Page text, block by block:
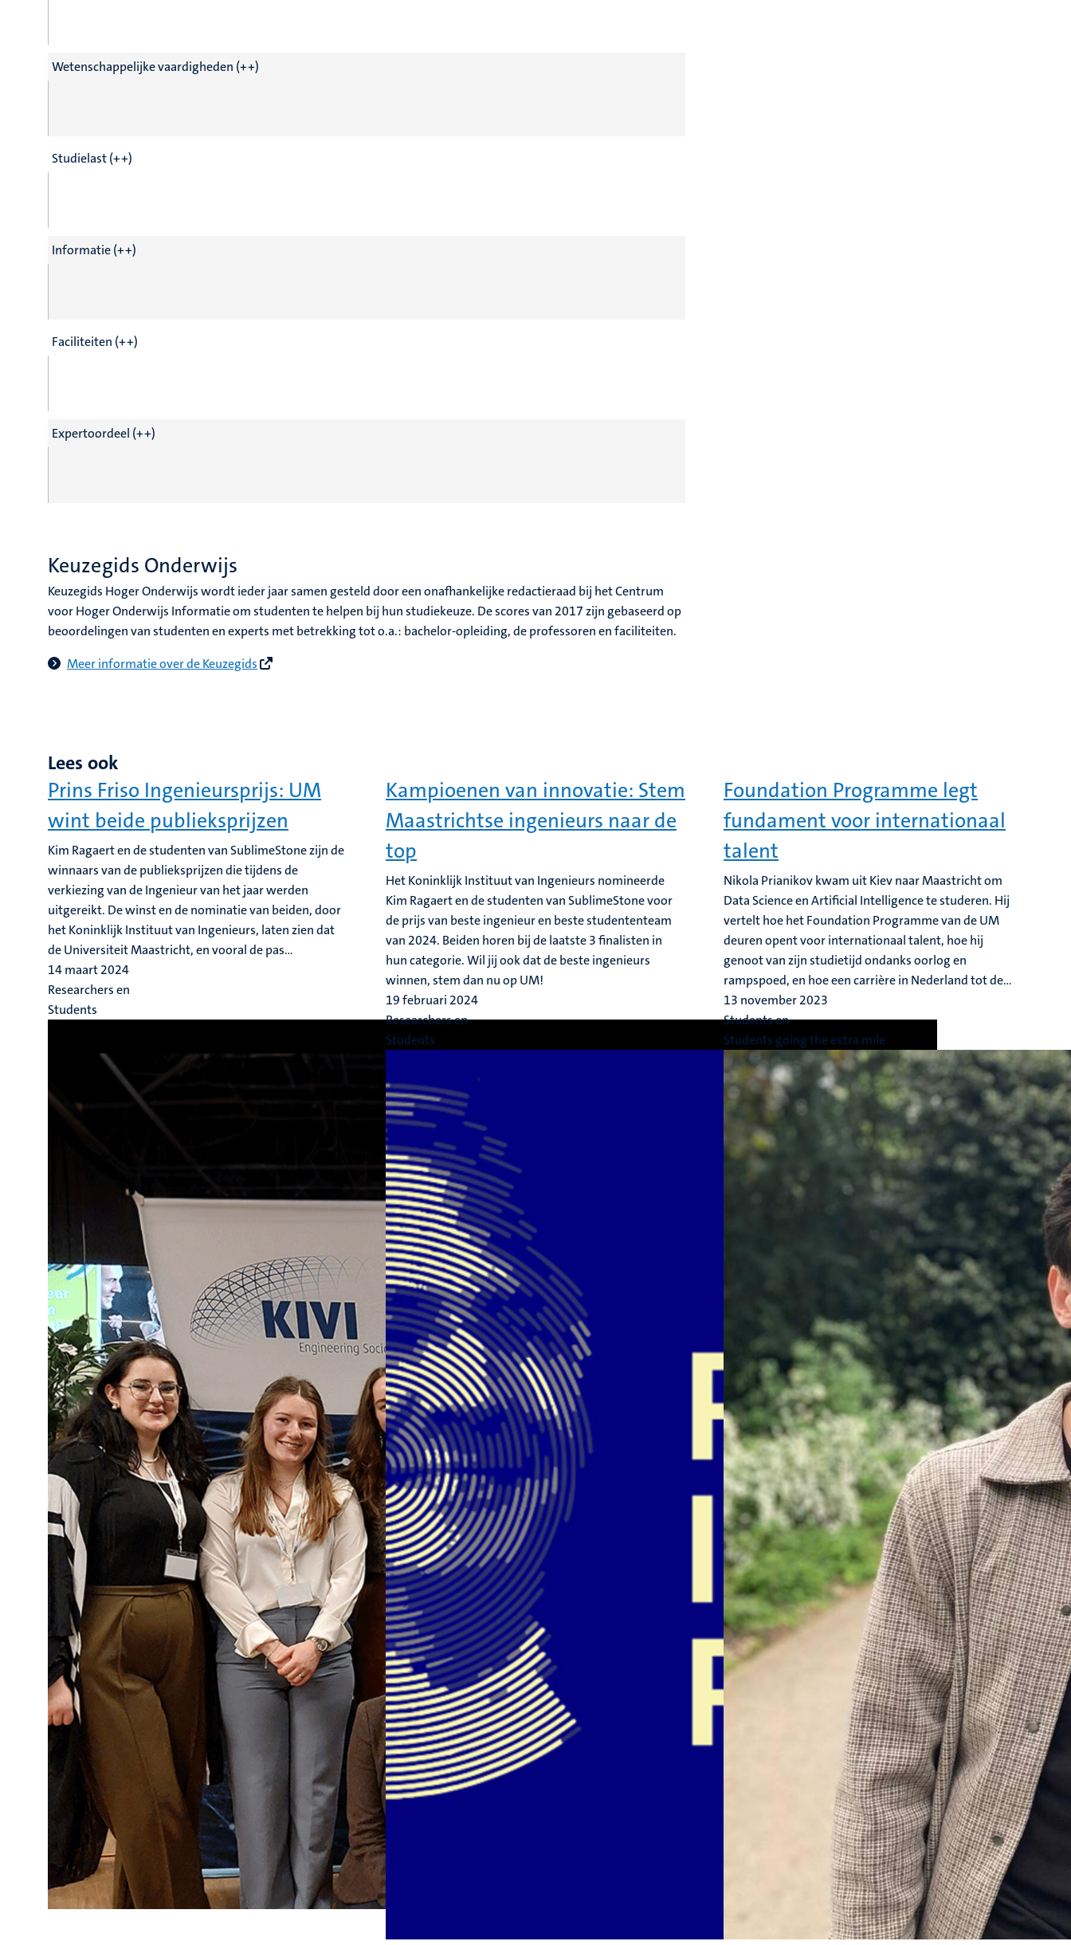
Wetenschappelijke vaardigheden (++)
Studielast (++)
Informatie (++)
Faciliteiten (++)
Expertoordeel (++)
Keuzegids Onderwijs
Keuzegids Hoger Onderwijs wordt ieder jaar samen gesteld door een onafhankelijke redactieraad bij het Centrum
voor Hoger Onderwijs Informatie om studenten te helpen bij hun studiekeuze. De scores van 2017 zijn gebaseerd op
beoordelingen van studenten en experts met betrekking tot o.a.: bachelor-opleiding, de professoren en faciliteiten.
Meer informatie over de Keuzegids
Lees ook
Prins Friso Ingenieursprijs: UM
wint beide publieksprijzen
Kim Ragaert en de studenten van SublimeStone zijn de
winnaars van de publieksprijzen die tijdens de
verkiezing van de Ingenieur van het jaar werden
uitgereikt. De winst en de nominatie van beiden, door
het Koninklijk Instituut van Ingenieurs, laten zien dat
de Universiteit Maastricht, en vooral de pas...
14 maart 2024
Researchers en
Students
Kampioenen van innovatie: Stem
Maastrichtse ingenieurs naar de
top
Het Koninklijk Instituut van Ingenieurs nomineerde
Kim Ragaert en de studenten van SublimeStone voor
de prijs van beste ingenieur en beste studententeam
van 2024. Beiden horen bij de laatste 3 finalisten in
hun categorie. Wil jij ook dat de beste ingenieurs
winnen, stem dan nu op UM!
19 februari 2024
Researchers en
Students
Foundation Programme legt
fundament voor internationaal
talent
Nikola Prianikov kwam uit Kiev naar Maastricht om
Data Science en Artificial Intelligence te studeren. Hij
vertelt hoe het Foundation Programme van de UM
deuren opent voor internationaal talent, hoe hij
genoot van zijn studietijd ondanks oorlog en
rampspoed, en hoe een carrière in Nederland tot de...
13 november 2023
Students en
Students going the extra mile